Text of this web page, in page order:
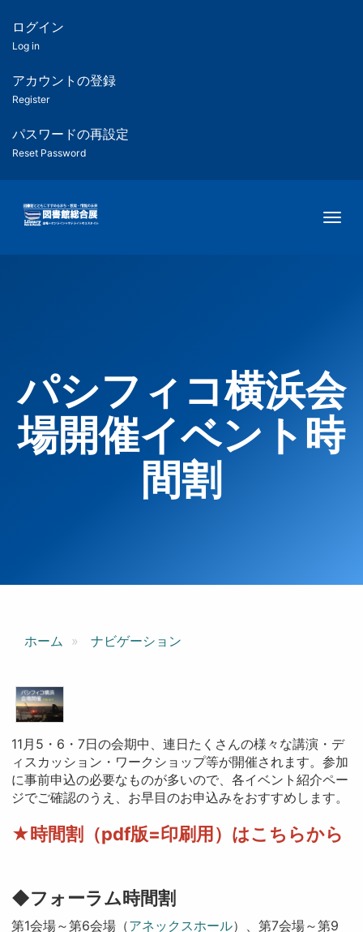
ツ
匿
名
ユ
ー
ー
用
メ
ログイン
Log in
アカウントの登録
Register
パスワードの再設定
Reset Password
パシフィコ横浜会
場開催イベント時
間割
ホーム ナビゲーション
11月5・6・7日の会期中、連日たくさんの様々な講演・デ
ィスカッション・ワークショップ等が開催されます。参加
に事前申込の必要なものが多いので、各イベント紹介ペー
ジでご確認のうえ、お早目のお申込みをおすすめします。
★時間割（pdf版=印刷用）はこちらから
◆フォーラム時間割
第1会場～第6会場（アネックスホール）、第7会場～第9